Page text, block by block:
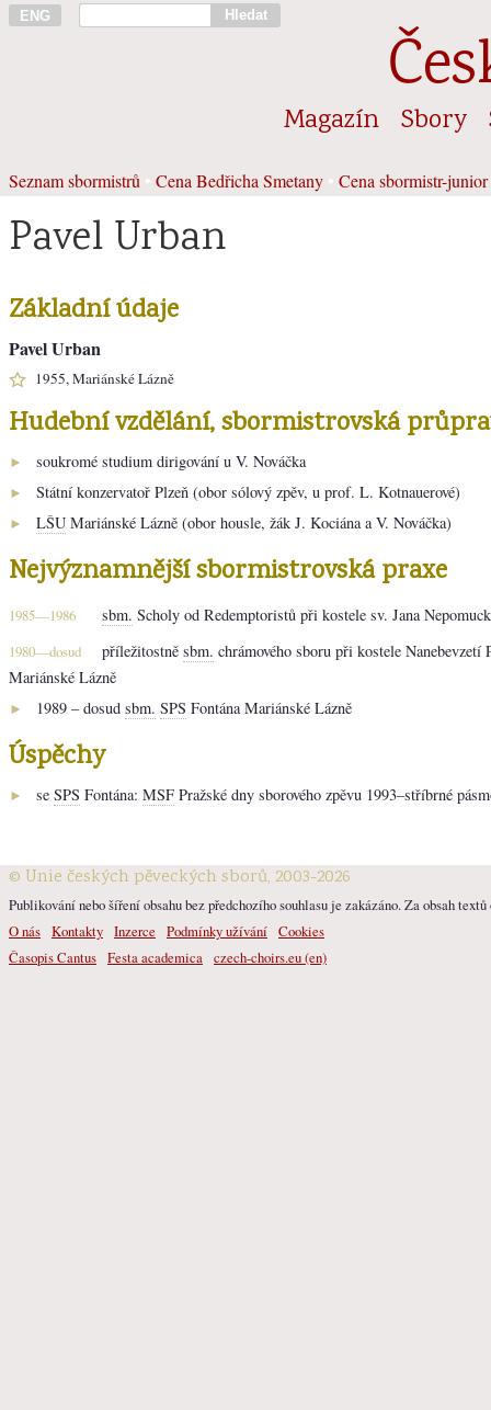
ENG Hledat
Magazín Sbory
Seznam sbormistrů Cena Bedřicha Smetany Cena sbormistr-junior
Pavel Urban
Základní údaje
Pavel Urban
1955, Mariánské Lázně
Hudební vzdělání, sbormistrovská
► soukromé studium dirigování u V. Nováčka
► Státní konzervatoř Plzeň (obor sólový zpěv, u prof. L. Kotnauerové)
► LŠU Mariánské Lázně (obor housle, žák J. Kociána a V. Nováčka)
Nejvýznamnější sbormistrovská praxe
1985—1986 sbm. Scholy od Redemptoristů při kostele sv. Jana
1980—dosud příležitostně sbm. chrámového sboru při kostele Nanebevzetí
Mariánské Lázně
► 1989 – dosud sbm. SPS Fontána Mariánské Lázně
Úspěchy
► se SPS Fontána: MSF Pražské dny sborového zpěvu 1993–stříbrné
© Unie českých pěveckých sborů, 2003-2026
Publikování nebo šíření obsahu bez předchozího souhlasu je zakázáno. Za obsah
O nás Kontakty Inzerce Podmínky užívání Cookies
Časopis Cantus Festa academica czech-choirs.eu (en)